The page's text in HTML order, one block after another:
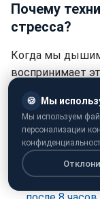
Почему
стресса?
Когда мы дышим
воспринимает
вагусный нерв,
спокойствие.
Вас может
Эксперты
🍪 Мы
Мы используем
персонализации